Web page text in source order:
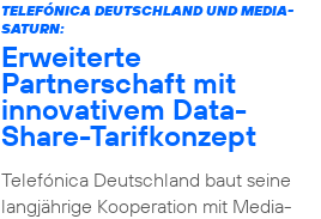
TELEFÓNICA DEUTSCHLAND UND MEDIA-
SATURN:
Erweiterte
Partnerschaft mit
innovativem Data-
Share-Tarifkonzept
Telefónica Deutschland baut seine
langjährige Kooperation mit Media-